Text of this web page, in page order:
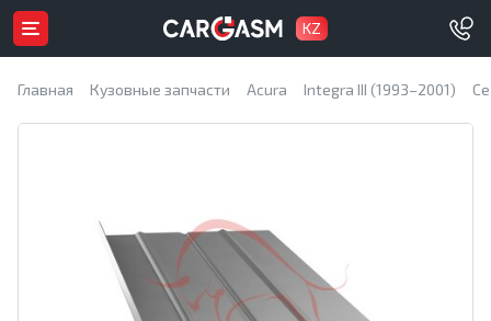
KZ
Главная Кузовные запчасти Acura Integra III (1993–2001)